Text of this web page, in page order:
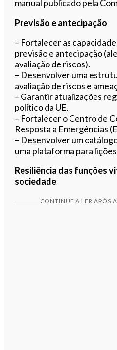
manual publicado pela
Previsão e antecipação
– Fortalecer as
previsão e antecipação
avaliação de riscos).
– Desenvolver uma
avaliação de riscos e
– Garantir atualizações
político da UE.
– Fortalecer o Centro de
Resposta a Emergências
– Desenvolver um
uma plataforma para
Resiliência das funções
sociedade
CONTINUE A LER APÓS